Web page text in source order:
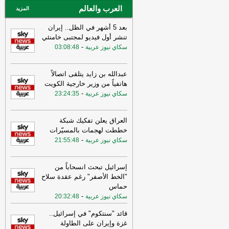
عاجل الإلكترونية
العرب والعالم المزيد
بعد 5 أشهر في الظل.. إيران
تنشر أول فيديو لمجتبى خامنئي
سكاي نيوز عربية -
03:08:48
عبدالله بن زايد يتلقى اتصالاً
هاتفياً من وزير خارجية الكويت
سكاي نيوز عربية -
23:24:35
العراق يعلن تفكيك شبكة
خططت لهجمات بالمسيّرات
سكاي نيوز عربية -
21:55:48
إسرائيل تبحث انسحاباً من
"الخط الأصفر" رغم عقدة سلاح
حماس
سكاي نيوز عربية -
20:32:48
قائد "سنتكوم" في إسرائيل..
غزة وإيران على الطاولة